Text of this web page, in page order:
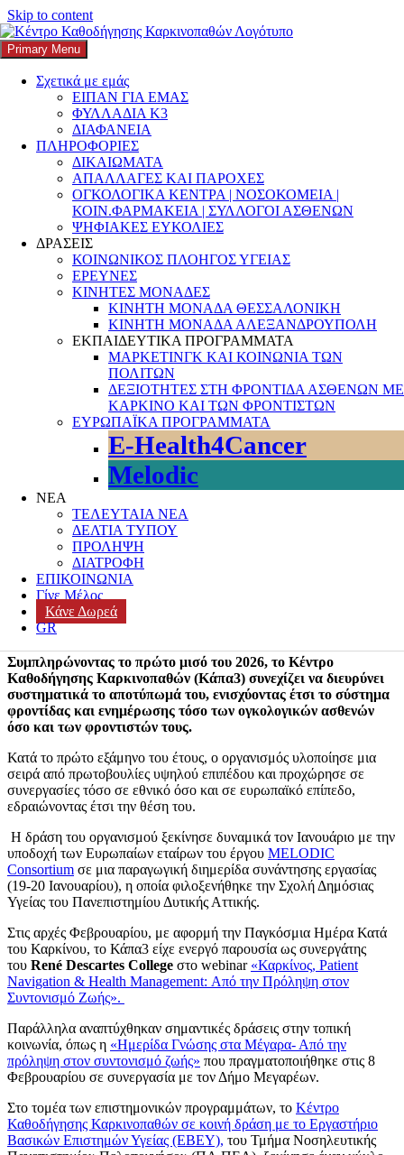
Skip to content
K3
ΚΕΝΤΡΟ ΚΑΘΟΔΗΓΗΣΗΣ ΚΑΡΚΙΝΟΠΑΘΩΝ
Primary Menu
Σχετικά με εμάς
ΕΙΠΑΝ ΓΙΑ ΕΜΑΣ
ΦΥΛΛΑΔΙΑ Κ3
ΔΙΑΦΑΝΕΙΑ
ΠΛΗΡΟΦΟΡΙΕΣ
ΔΙΚΑΙΩΜΑΤΑ
ΑΠΑΛΛΑΓΕΣ ΚΑΙ ΠΑΡΟΧΕΣ
ΟΓΚΟΛΟΓΙΚΑ ΚΕΝΤΡΑ | ΝΟΣΟΚΟΜΕΙΑ |
ΚΟΙΝ.ΦΑΡΜΑΚΕΙΑ | ΣΥΛΛΟΓΟΙ ΑΣΘΕΝΩΝ
ΨΗΦΙΑΚΕΣ ΕΥΚΟΛΙΕΣ
ΔΡΑΣΕΙΣ
ΚΟΙΝΩΝΙΚΟΣ ΠΛΟΗΓΟΣ ΥΓΕΙΑΣ
ΕΡΕΥΝΕΣ
ΚΙΝΗΤΕΣ ΜΟΝΑΔΕΣ
ΚΙΝΗΤΗ ΜΟΝΑΔΑ ΘΕΣΣΑΛΟΝΙΚΗ
ΚΙΝΗΤΗ ΜΟΝΑΔΑ ΑΛΕΞΑΝΔΡΟΥΠΟΛΗ
ΕΚΠΑΙΔΕΥΤΙΚΑ ΠΡΟΓΡΑΜΜΑΤΑ
ΜΑΡΚΕΤΙΝΓΚ ΚΑΙ ΚΟΙΝΩΝΙΑ ΤΩΝ
ΠΟΛΙΤΩΝ
ΔΕΞΙΟΤΗΤΕΣ ΣΤΗ ΦΡΟΝΤΙΔΑ ΑΣΘΕΝΩΝ ΜΕ
ΚΑΡΚΙΝΟ ΚΑΙ ΤΩΝ ΦΡΟΝΤΙΣΤΩΝ
ΕΥΡΩΠΑΪΚΑ ΠΡΟΓΡΑΜΜΑΤΑ
E-Health4Cancer
Melodic
ΝΕΑ
ΤΕΛΕΥΤΑΙΑ ΝΕΑ
ΔΕΛΤΙΑ ΤΥΠΟΥ
ΠΡΟΛΗΨΗ
ΔΙΑΤΡΟΦΗ
ΕΠΙΚΟΙΝΩΝΙΑ
Γίνε Μέλος
Κάνε Δωρεά
GR
Search
Αναζήτηση για:
Κατηγορία:Μπροστά στην
πρόκληση της Τεχνητής
Νοημοσύνης
Απολογιστικό Δελτίο του Καπα3 για το
πρώτο εξάμηνο του 2026
8 Ιουλίου, 2026Authork3-editorCategoriesCancer Care
Digital Health,Greece,Health Innovation,Kapa3,Kapa3
φορέας πλοήγησης,Oncology,Patient Care Excellence
ανεκπλήρωτες ανάγκες υγειονομικής φροντίδας,ανθεκτικότητα
Ανισότητες στην Υγεία,ΑΠΑΛΛΑΓΕΣ & ΠΑΡΟΧΕΣ
ΔΕΔΟΜΕΝΑ ΥΓΕΙΑΣ,Δικαίωμα στην Υγεία,ΔΙΚΑΙΩΜΑΤΑ,
Δίκτυα & Συνεργασίες Υγεία, ΔΙΚΤΥΑ
ΕΜΠΕΙΡΟΓΝΩΜΟΣΥΝΗΣ,Δράσεις κοινωνικής προσφοράς
Εκπαίδευση & Ευαισθητοποίηση, ΕΛΛΑΔΑ
Καθολική κάλυψη υγείας,Κάπα3 - Δράσεις και παρεμβάσεις
,Κάπα3-Συνεντεύξεις
Κοινωική Υποστήριξη,κοινωνικές ανισότητες
ΠΡΟΣΤΑΣΙΑ
ανισότητες ,Μπροστά στην πρόκληση της Τεχνητής Νοημοσύνης
ΝΕΟΙ ΕΝΗΛΙΚΕΣ ΜΕ ΚΑΡΚΙΝΟ
ΑΣΘΕΝΕΙΣ,Ολιστική Ογκολογική Φροντίδα
Ποιότητα Ζωής,ΠΟΙΟΤΗΤΑ ΣΤΗΝ ΟΓΚΟΛΟΓΙΚΗ
ΦΡΟΝΤΙΔΑ,ΠΡΟΣΒΑΣΙΜΟΤΗΤΑ
καρκίνο,Συνεργασίες Κάπα3
ΨΥΧΟΚΟΙΝΩΝΙΚΗ ΕΝΔΥΝΑΜΩΣΗ
υποστήριξη
Συμπληρώνοντας το πρώτο μισό του 2026, το Κέντρο
Καθοδήγησης Καρκινοπαθών (Κάπα3) συνεχίζει να διευρύνει
συστηματικά το αποτύπωμά του, ενισχύοντας έτσι το σύστημα
φροντίδας και ενημέρωσης τόσο των ογκολογικών ασθενών
όσο και των φροντιστών τους.
Κατά το πρώτο εξάμηνο του έτους, ο οργανισμός υλοποίησε μια
σειρά από πρωτοβουλίες υψηλού επιπέδου και προχώρησε σε
συνεργασίες τόσο σε εθνικό όσο και σε ευρωπαϊκό επίπεδο,
εδραιώνοντας έτσι την θέση του.
Η δράση του οργανισμού ξεκίνησε δυναμικά τον Ιανουάριο με την
υποδοχή των Ευρωπαίων εταίρων του έργου MELODIC
Consortium σε μια παραγωγική διημερίδα συνάντησης εργασίας
(19-20 Ιανουαρίου), η οποία φιλοξενήθηκε την Σχολή Δημόσιας
Υγείας του Πανεπιστημίου Δυτικής Αττικής.
Στις αρχές Φεβρουαρίου, με αφορμή την Παγκόσμια Ημέρα Κατά
του Καρκίνου, το Κάπα3 είχε ενεργό παρουσία ως συνεργάτης
του René Descartes College στο webinar «Καρκίνος, Patient
Navigation & Health Management: Από την Πρόληψη στον
Συντονισμό Ζωής».
Παράλληλα αναπτύχθηκαν σημαντικές δράσεις στην τοπική
κοινωνία, όπως η «Ημερίδα Γνώσης στα Μέγαρα- Από την
πρόληψη στον συντονισμό ζωής» που πραγματοποιήθηκε στις 8
Φεβρουαρίου σε συνεργασία με τον Δήμο Μεγαρέων.
Στο τομέα των επιστημονικών προγραμμάτων, το Κέντρο
Καθοδήγησης Καρκινοπαθών σε κοινή δράση με το Εργαστήριο
Βασικών Επιστημών Υγείας (ΕΒΕΥ), του Τμήμα Νοσηλευτικής